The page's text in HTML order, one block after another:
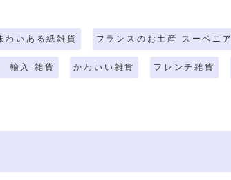
わいある紙雑貨 フランスのお土産 スーベニア
輸入 雑貨 かわいい雑貨 フレンチ雑貨